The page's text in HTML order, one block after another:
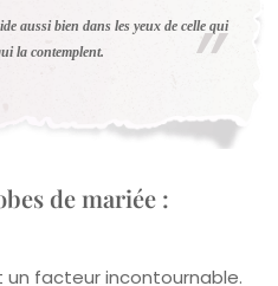
aussi bien dans les yeux de celle qui
la contemplent.
de mariée :
facteur incontournable.